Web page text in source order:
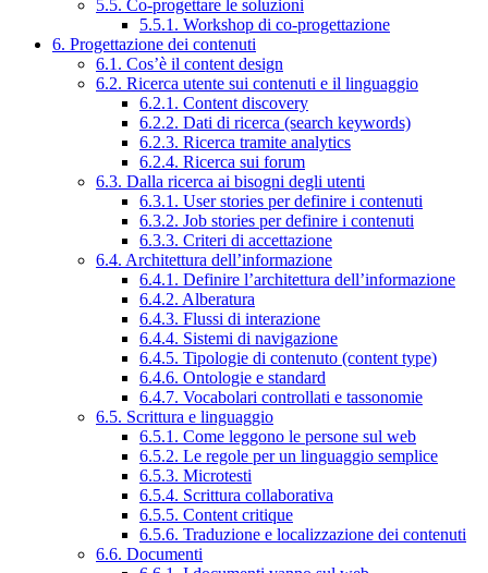
5.5. Co-progettare le soluzioni
5.5.1. Workshop di co-progettazione
6. Progettazione dei contenuti
6.1. Cos’è il content design
6.2. Ricerca utente sui contenuti e il linguaggio
6.2.1. Content discovery
6.2.2. Dati di ricerca (search keywords)
6.2.3. Ricerca tramite analytics
6.2.4. Ricerca sui forum
6.3. Dalla ricerca ai bisogni degli utenti
6.3.1. User stories per definire i contenuti
6.3.2. Job stories per definire i contenuti
6.3.3. Criteri di accettazione
6.4. Architettura dell’informazione
6.4.1. Definire l’architettura dell’informazione
6.4.2. Alberatura
6.4.3. Flussi di interazione
6.4.4. Sistemi di navigazione
6.4.5. Tipologie di contenuto (content type)
6.4.6. Ontologie e standard
6.4.7. Vocabolari controllati e tassonomie
6.5. Scrittura e linguaggio
6.5.1. Come leggono le persone sul web
6.5.2. Le regole per un linguaggio semplice
6.5.3. Microtesti
6.5.4. Scrittura collaborativa
6.5.5. Content critique
6.5.6. Traduzione e localizzazione dei contenuti
6.6. Documenti